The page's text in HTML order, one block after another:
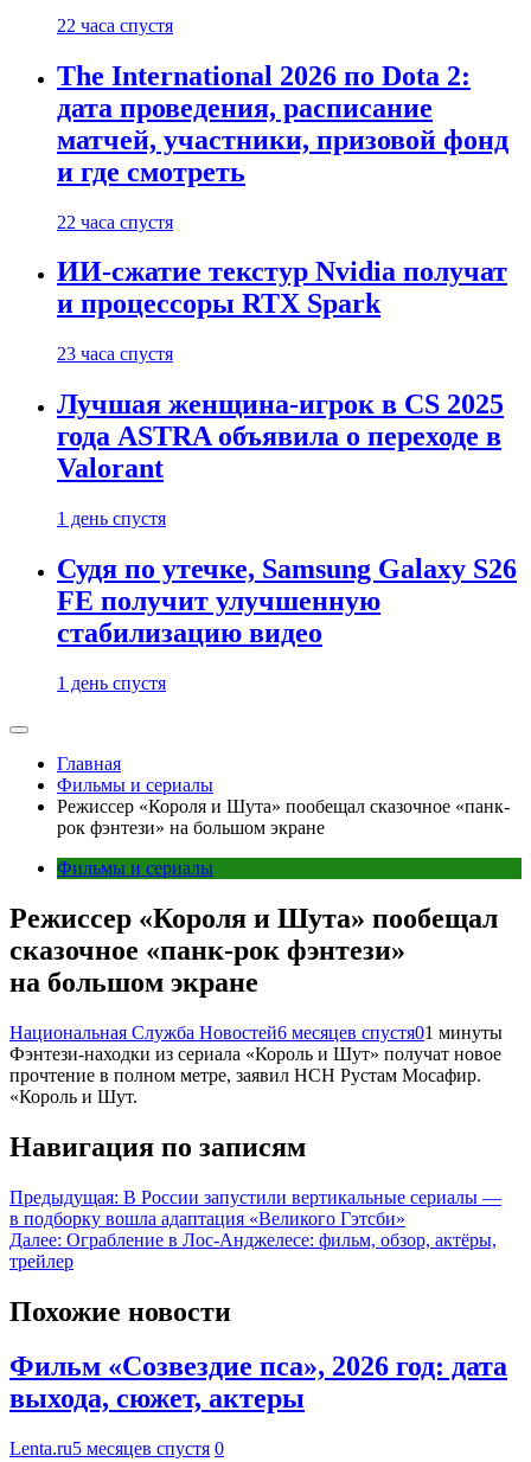
22 часа спустя
The International 2026 по Dota 2:
дата проведения, расписание
матчей, участники, призовой фонд
и где смотреть
22 часа спустя
ИИ-сжатие текстур Nvidia получат
и процессоры RTX Spark
23 часа спустя
Лучшая женщина-игрок в CS 2025
года ASTRA объявила о переходе в
Valorant
1 день спустя
Судя по утечке, Samsung Galaxy S26
FE получит улучшенную
стабилизацию видео
1 день спустя
Главная
Фильмы и сериалы
Режиссер «Короля и Шута» пообещал сказочное «панк-
рок фэнтези» на большом экране
Фильмы и сериалы
Режиссер «Короля и Шута» пообещал
сказочное «панк-рок фэнтези»
на большом экране
Национальная Служба Новостей6 месяцев спустя01 минуты
Фэнтези-находки из сериала «Король и Шут» получат новое
прочтение в полном метре, заявил НСН Рустам Мосафир.
«Король и Шут.
Навигация по записям
Предыдущая: В России запустили вертикальные сериалы —
в подборку вошла адаптация «Великого Гэтсби»
Далее: Ограбление в Лос-Анджелесе: фильм, обзор, актёры,
трейлер
Похожие новости
Фильм «Созвездие пса», 2026 год: дата
выхода, сюжет, актеры
Lenta.ru5 месяцев спустя 0